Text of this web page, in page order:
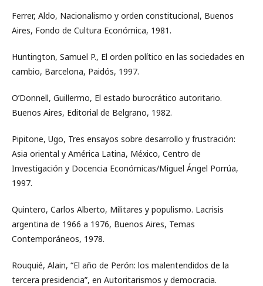
Ferrer, Aldo, Nacionalismo y orden constitucional, Buenos
Aires, Fondo de Cultura Económica, 1981.
Huntington, Samuel P., El orden político en las sociedades en
cambio, Barcelona, Paidós, 1997.
O’Donnell, Guillermo, El estado burocrático autoritario.
Buenos Aires, Editorial de Belgrano, 1982.
Pipitone, Ugo, Tres ensayos sobre desarrollo y frustración:
Asia oriental y América Latina, México, Centro de
Investigación y Docencia Económicas/Miguel Ángel Porrúa,
1997.
Quintero, Carlos Alberto, Militares y populismo. Lacrisis
argentina de 1966 a 1976, Buenos Aires, Temas
Contemporáneos, 1978.
Rouquié, Alain, “El año de Perón: los malentendidos de la
tercera presidencia”, en Autoritarismos y democracia.